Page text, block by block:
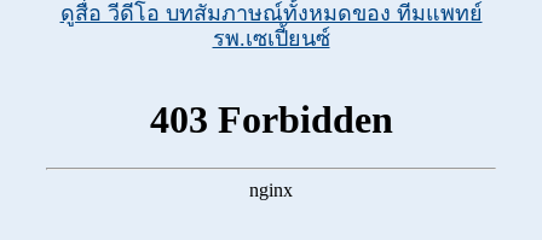
ดูสื่อ วีดีโอ บทสัมภาษณ์ทั้งหมดของ ทีมแพทย์
รพ.เซเปี้ยนซ์